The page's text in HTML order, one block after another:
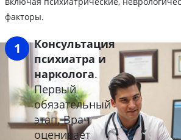
факторы.
Консультация
психиатра и
нарколога.
Первый
обязательный
этап. Врач
оценивает